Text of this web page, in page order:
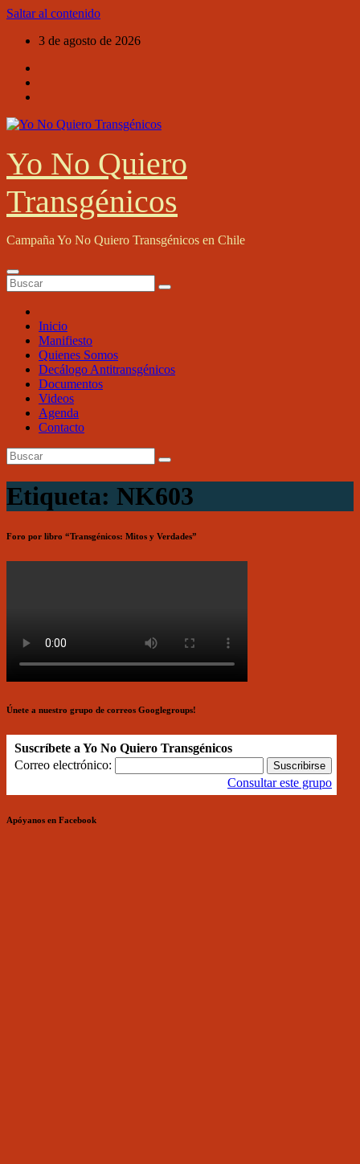
Saltar al contenido
3 de agosto de 2026
Yo No Quiero
Transgénicos
Campaña Yo No Quiero Transgénicos en Chile
Inicio
Manifiesto
Quienes Somos
Decálogo Antitransgénicos
Documentos
Videos
Agenda
Contacto
Etiqueta: NK603
Foro por libro “Transgénicos: Mitos y Verdades”
Únete a nuestro grupo de correos Googlegroups!
Suscríbete a Yo No Quiero Transgénicos
Correo electrónico:
Consultar este grupo
Apóyanos en Facebook